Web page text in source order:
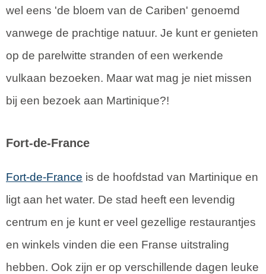
wel eens 'de bloem van de Cariben' genoemd
vanwege de prachtige natuur. Je kunt er genieten
op de parelwitte stranden of een werkende
vulkaan bezoeken. Maar wat mag je niet missen
bij een bezoek aan Martinique?!
Fort-de-France
Fort-de-France is de hoofdstad van Martinique en
ligt aan het water. De stad heeft een levendig
centrum en je kunt er veel gezellige restaurantjes
en winkels vinden die een Franse uitstraling
hebben. Ook zijn er op verschillende dagen leuke